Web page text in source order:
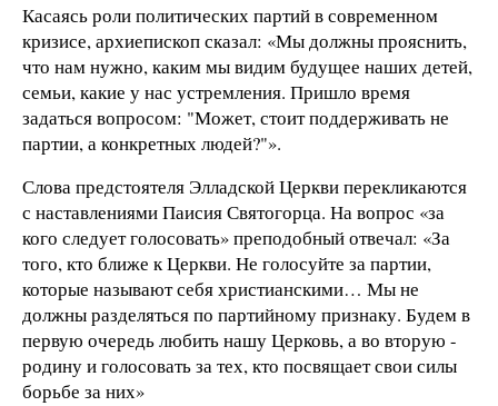
Касаясь роли политических партий в современном
кризисе, архиепископ сказал: «Мы должны прояснить,
что нам нужно, каким мы видим будущее наших детей,
семьи, какие у нас устремления. Пришло время
задаться вопросом: "Может, стоит поддерживать не
партии, а конкретных людей?"».
Слова предстоятеля Элладской Церкви перекликаются
с наставлениями Паисия Святогорца. На вопрос «за
кого следует голосовать» преподобный отвечал: «За
того, кто ближе к Церкви. Не голосуйте за партии,
которые называют себя христианскими… Мы не
должны разделяться по партийному признаку. Будем в
первую очередь любить нашу Церковь, а во вторую -
родину и голосовать за тех, кто посвящает свои силы
борьбе за них»